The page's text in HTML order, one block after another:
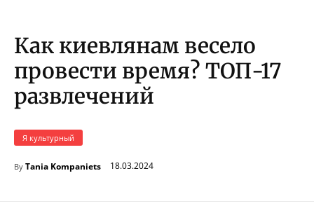
Как киевлянам весело
провести время? ТОП-17
развлечений
Я культурный
By Tania Kompaniets 18.03.2024